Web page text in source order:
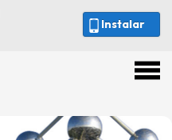
Instalar